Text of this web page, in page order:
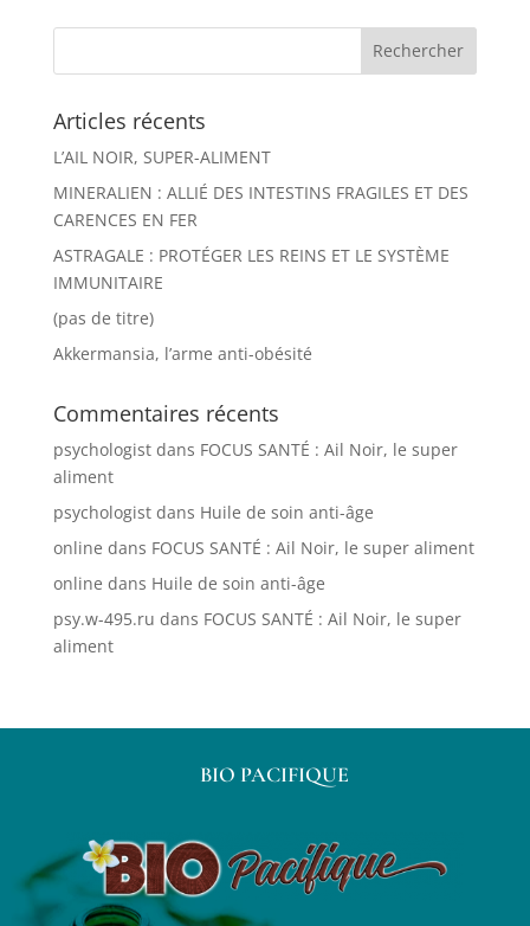
Articles récents
L’AIL NOIR, SUPER-ALIMENT
MINERALIEN : ALLIÉ DES INTESTINS FRAGILES ET DES
CARENCES EN FER
ASTRAGALE : PROTÉGER LES REINS ET LE SYSTÈME
IMMUNITAIRE
(pas de titre)
Akkermansia, l’arme anti-obésité
Commentaires récents
psychologistdans FOCUS SANTÉ : Ail Noir, le super
aliment
psychologistdans Huile de soin anti-âge
online dans FOCUS SANTÉ : Ail Noir, le super aliment
online dans Huile de soin anti-âge
psy.w-495.ru dans FOCUS SANTÉ : Ail Noir, le super
aliment
BIO PACIFIQUE